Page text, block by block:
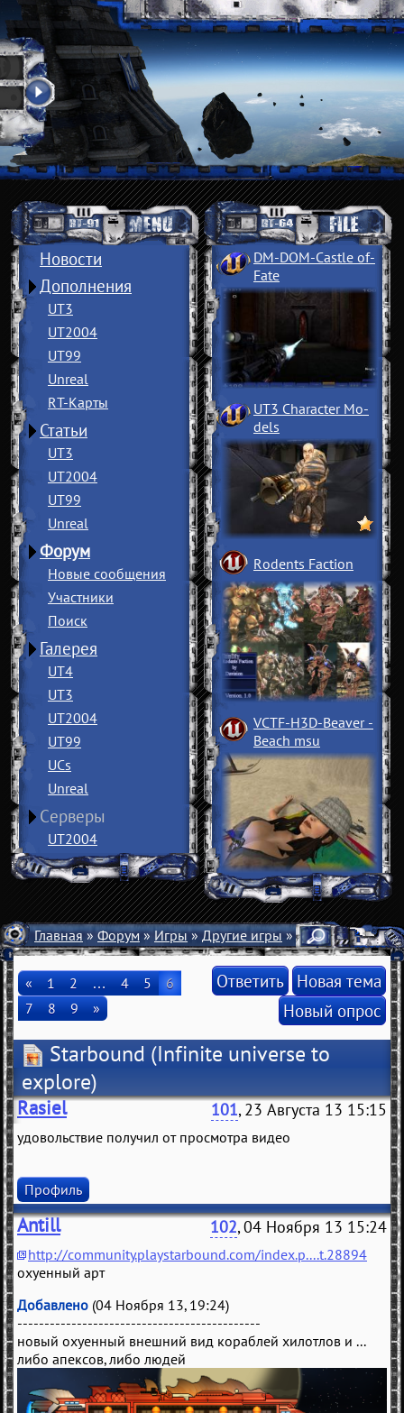
Новости
Дополнения
UT3
UT2004
UT99
Unreal
RT-Карты
Статьи
UT3
UT2004
UT99
Unreal
Форум
Новые сообщения
Участники
Поиск
Галерея
UT4
UT3
UT2004
UT99
UCs
Unreal
Серверы
UT2004
DM-DOM-Castle of­
Fate
UT3 Character Mo­
dels
Rodents Faction
VCTF-H3D-Beaver ­
Beach msu
Главная»Форум»Игры»Другие игры» Starbound
« 1 2 … 4 5
6
7
8 9 »
Ответить Новая тема
Новый опрос
Starbound (Infinite universe to
explore)
Rasiel 101, 23 Августа 13 15:15
удовольствие получил от просмотра видео
Профиль
Antill 102, 04 Ноября 13 15:24
http://community.playstarbound.com/index.p....t.28894
охуенный арт
Добавлено (04 Ноября 13, 19:24)
---------------------------------------------
новый охуенный внешний вид кораблей хилотлов и ...
либо апексов, либо людей